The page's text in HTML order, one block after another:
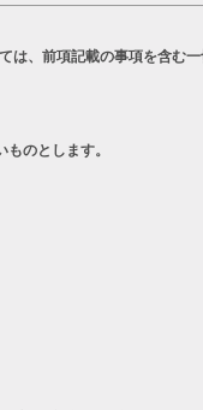
は、前項記載の事項を含む一
のとします。